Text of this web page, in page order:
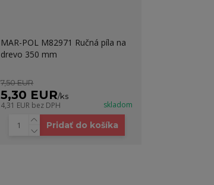
MAR-POL M82971 Ručná píla na
drevo 350 mm
7,50 EUR
5,30 EUR/ks
4,31 EUR bez DPH skladom
Pridať do košíka